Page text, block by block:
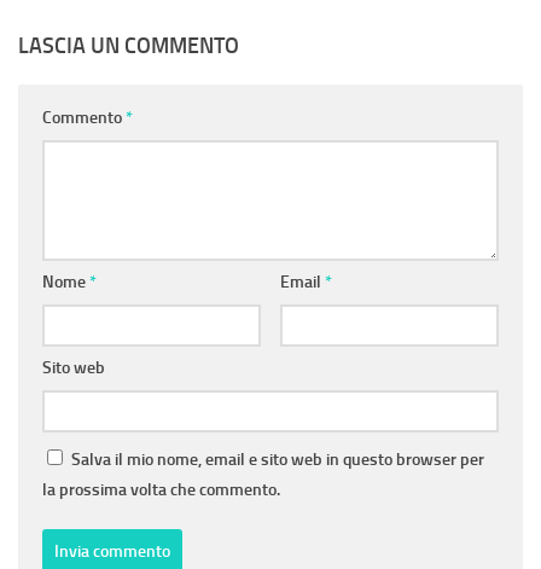
LASCIA UN COMMENTO
Commento*
Nome* Email *
Sito web
Salva il mio nome, email e sito web in questo browser per
la prossima volta che commento.